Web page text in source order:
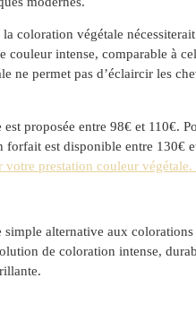
coloration végétale
couleur intense, comparable à
ne permet pas d’éclaircir les
est proposée entre 98€ et 110€.
est disponible entre
votre prestation couleur végétale.
alternative aux
de coloration intense,